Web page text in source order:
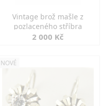
Vintage brož mašle z
pozlaceného stříbra
2 000 Kč
NOVÉ